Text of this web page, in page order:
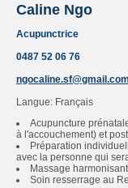
Caline Ngo
Acupunctrice
0487 52 06 76
ngocaline.sf@gmail.com
Langue: Français
Acupuncture
à l'accouchement) et
Préparation
avec la personne qui
Massage
Soin resserrage au